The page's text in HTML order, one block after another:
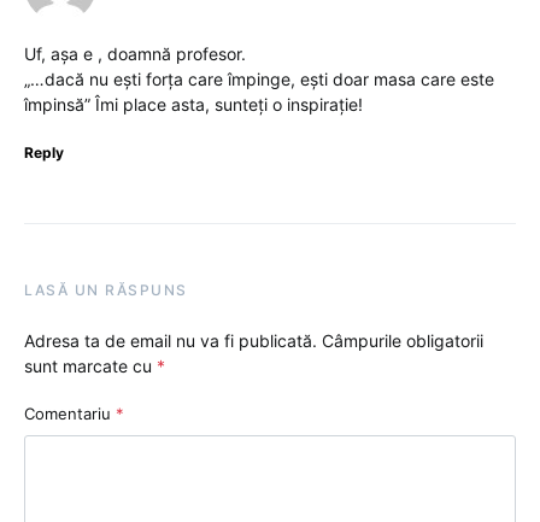
Uf, așa e , doamnă profesor.
„…dacă nu ești forța care împinge, ești doar masa care este
împinsă” Îmi place asta, sunteți o inspirație!
Reply
LASĂ UN RĂSPUNS
Adresa ta de email nu va fi publicată. Câmpurile obligatorii
sunt marcate cu *
Comentariu *